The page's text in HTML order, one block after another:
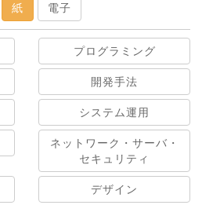
紙 電子
プログラミング
開発手法
システム運用
ネットワーク・サーバ・
セキュリティ
デザイン